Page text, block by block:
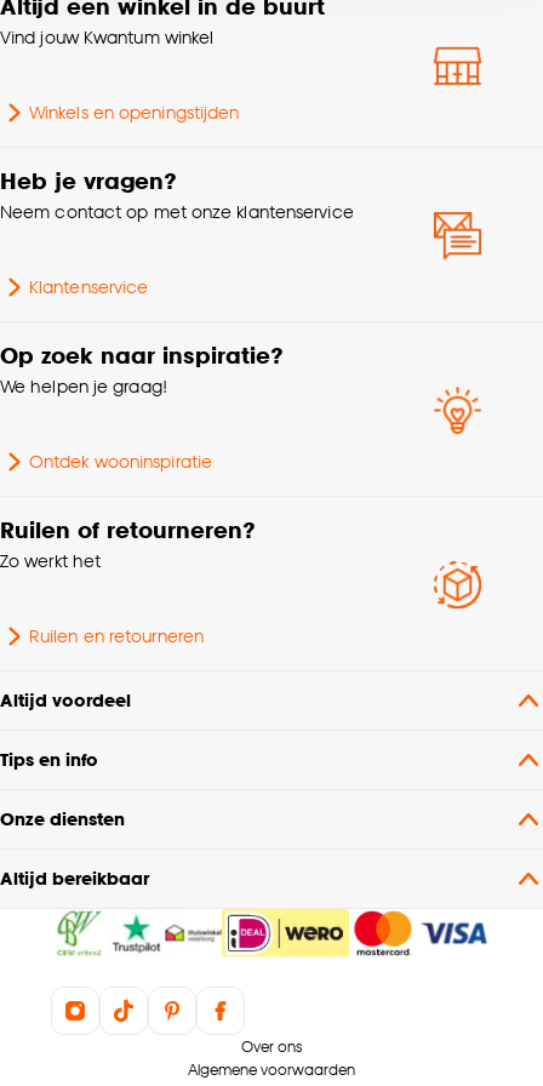
voor kiezen om bepaalde cookies wel of niet te
accepteren door op ‘Cookies aanpassen’ te
Goed om te weten is dat je deze keuze altijd nog
cookieverklaring
Interieurstijl Modern, Industrieel
Breedte
Vind jouw Kwantum winkel
Winkels en openingstijden
Heb je vragen?
Neem contact op met onze klantenservice
Klantenservice
Op zoek naar inspiratie?
We helpen je graag!
Ontdek wooninspiratie
Ruilen of retourneren?
Zo werkt het
Ruilen en retourneren
Altijd voordeel
Tips en info
Onze diensten
Altijd bereikbaar
Over ons
Algemene voorwaarden